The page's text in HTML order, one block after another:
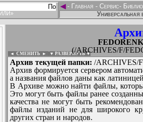
◄- Главная - Сервис-
Универсальная
(/ARCHIVES/F/
◄ СМЕНИТЬ ► ▼ РАЗВЕРНУТЬ ▼
Архив текущей папки: /ARCHIVES/
Архив формируется сервером
а названия файлов даны как
В Архиве можно найти файлы,
Это могут быть файлы ранее
качества не могут быть
файлы изданий не для широкого
других стран и народов.